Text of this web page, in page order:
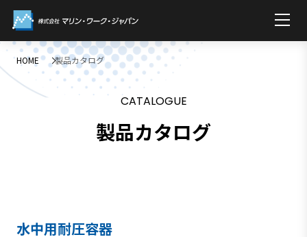
HOME 製品カタログ
CATALOGUE
製品カタログ
水中用耐圧容器